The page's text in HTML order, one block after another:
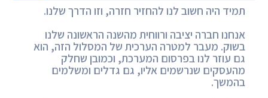
תמיד היה חשוב לנו להחזיר חזרה, וזו הדרך שלנו.
אנחנו חברה יציבה ורווחית מהשנה הראשונה שלנו
בשוק. מעבר למטרה הערכית של המסלול הזה, הוא
גם עוזר לנו בפרסום המערכת, וכמובן שחלק
מהעסקים שנרשמים אליו, גם גדלים ומשלמים
בהמשך.